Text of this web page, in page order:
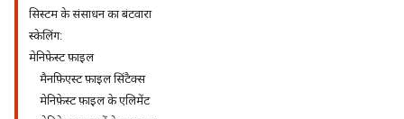
सिस्टम के संसाधन का बंटवारा
स्केलिंग:
मेनिफ़ेस्ट फ़ाइल
मैनफ़िएस्ट फ़ाइल सिंटैक्स
मेनिफ़ेस्ट फ़ाइल के एलिमेंट